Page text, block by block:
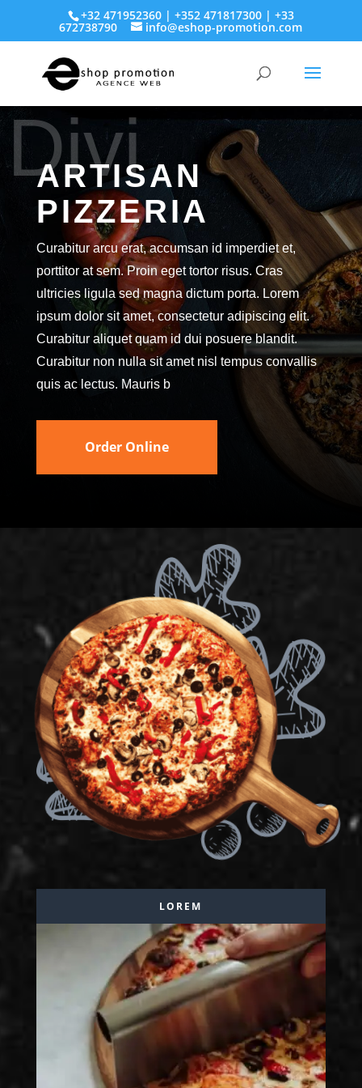
+32 471952360 | +352 471817300 | +33
672738790 info@eshop-promotion.com
Divi
ARTISAN
PIZZERIA
Curabitur arcu erat, accumsan id imperdiet et,
porttitor at sem. Proin eget tortor risus. Cras
ultricies ligula sed magna dictum porta. Lorem
ipsum dolor sit amet, consectetur adipiscing elit.
Curabitur aliquet quam id dui posuere blandit.
Curabitur non nulla sit amet nisl tempus convallis
quis ac lectus. Mauris b
Order Online
LOREM